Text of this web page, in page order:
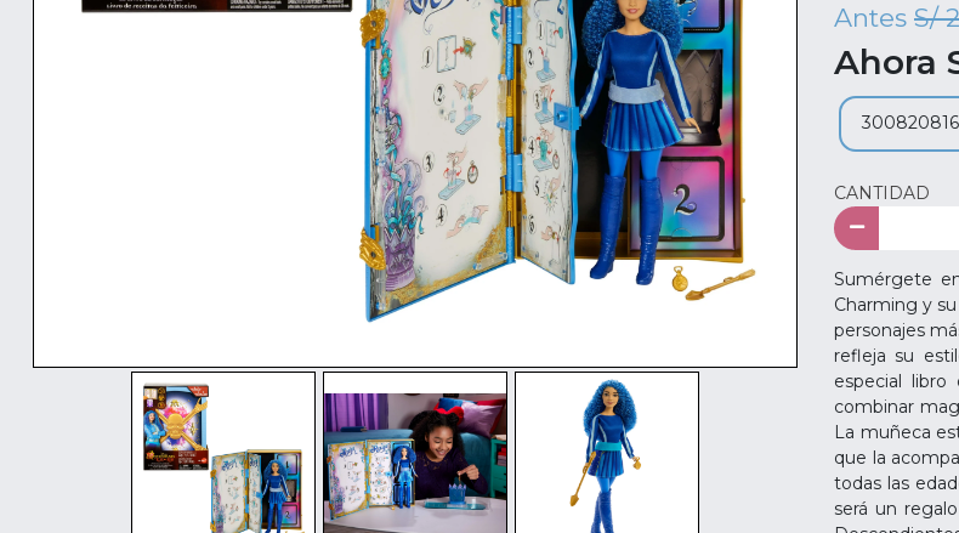
Antes S/
Ahora
CANTIDAD
Sumérgete
Charming y
personajes
refleja su
especial
combinar
La muñeca
que la
todas las
será un